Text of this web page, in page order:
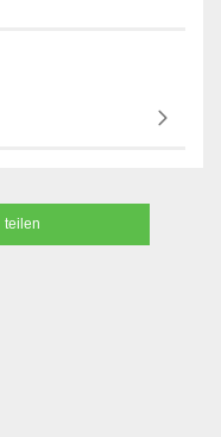
teilen